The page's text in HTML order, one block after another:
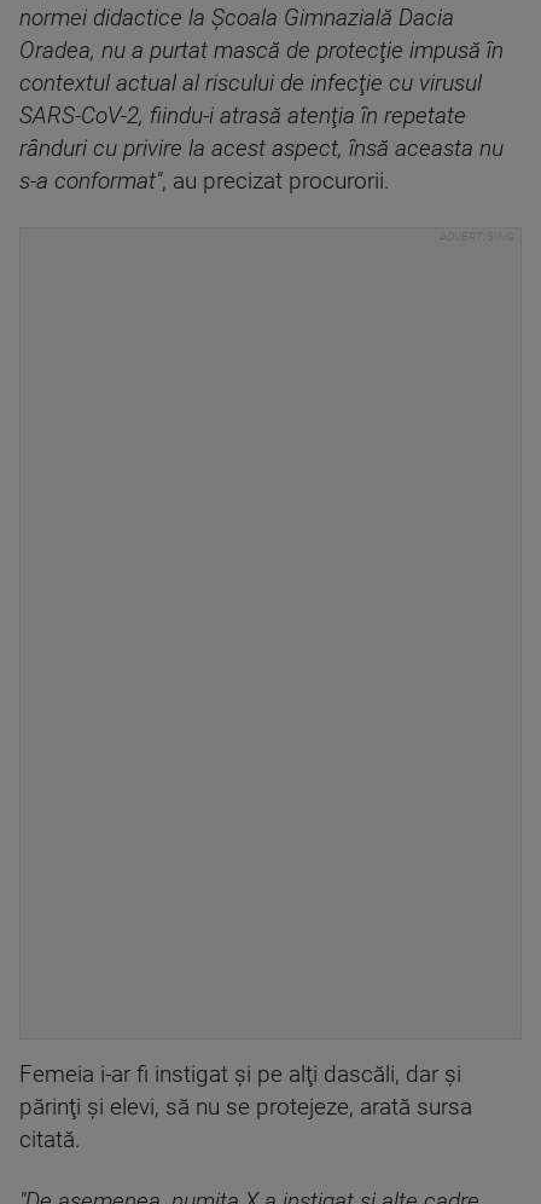
normei didactice la Şcoala Gimnazială Dacia
Oradea, nu a purtat mască de protecţie impusă în
contextul actual al riscului de infecţie cu virusul
SARS-CoV-2, fiindu-i atrasă atenţia în repetate
rânduri cu privire la acest aspect, însă aceasta nu
s-a conformat", au precizat procurorii.
Femeia i-ar fi instigat şi pe alţi dascăli, dar şi
părinţi şi elevi, să nu se protejeze, arată sursa
citată.